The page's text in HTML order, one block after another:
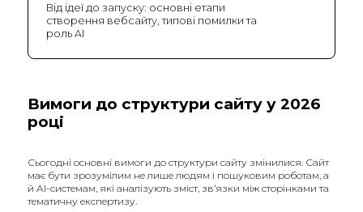
Від ідеї до запуску: основні етапи
створення вебсайту, типові помилки та
роль AI
Вимоги до структури сайту у 2026
році
Сьогодні основні вимоги до структури сайту змінилися. Сайт
має бути зрозумілим не лише людям і пошуковим роботам, а
й AI-системам, які аналізують зміст, зв’язки між сторінками та
тематичну експертизу.